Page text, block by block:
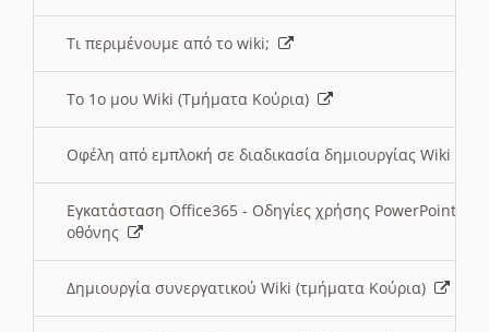
Τι περιμένουμε από το wiki;
Το 1ο μου Wiki (Τμήματα Κούρια)
Οφέλη από εμπλοκή σε διαδικασία δημιουργίας Wiki
Εγκατάσταση Office365 - Οδηγίες χρήσης PowerPoint
οθόνης
Δημιουργία συνεργατικού Wiki (τμήματα Κούρια)